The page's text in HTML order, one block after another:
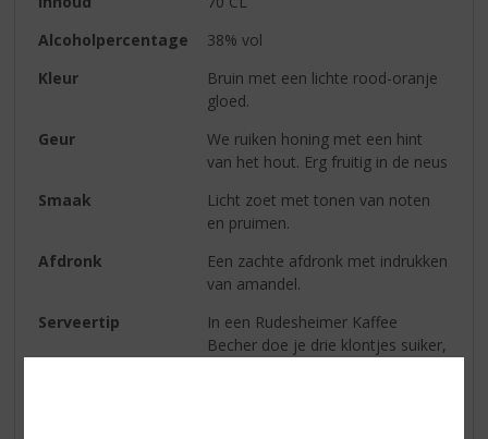
Alcoholpercentage
38% vol
Kleur
Bruin met een lichte rood-oranje
gloed.
Geur
We ruiken honing met een hint
van het hout. Erg fruitig in de neus
Smaak
Licht zoet met tonen van noten
en pruimen.
Afdronk
Een zachte afdronk met indrukken
van amandel.
Serveertip
In een Rudesheimer Kaffee
Becher doe je drie klontjes suiker,